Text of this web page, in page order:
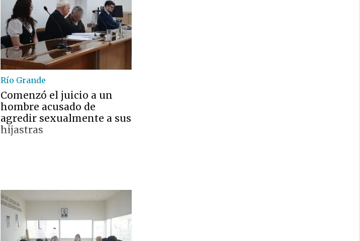
Río Grande
Comenzó el juicio a un
hombre acusado de
agredir sexualmente a sus
hijastras